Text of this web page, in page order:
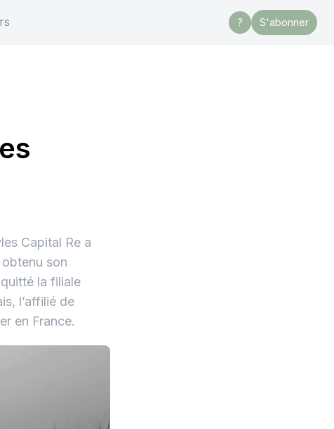
? S'abonner
Capital Re a
son
la filiale
l’affilié de
en France.